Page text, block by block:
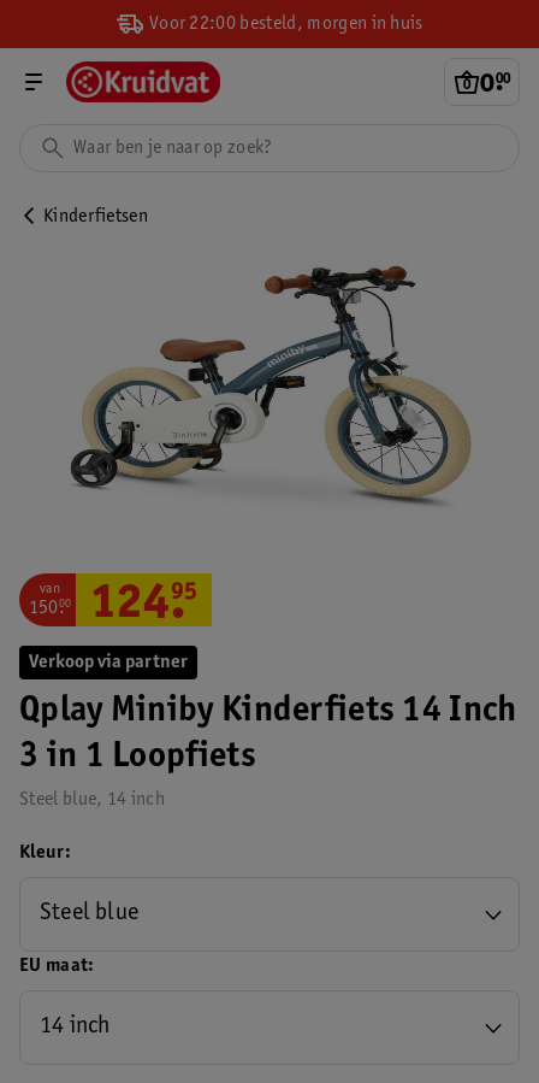
Voor 22:00 besteld, morgen in huis
0.
00
Kinderfietsen
Verkoop via partner
Qplay Miniby Kinderfiets 14 Inch
3 in 1 Loopfiets
Steel blue, 14 inch
van
150.
00 124.
95
EU maat
14 inch
Kleur
Steel blue